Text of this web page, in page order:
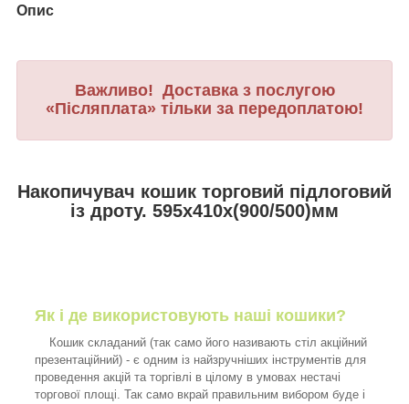
Опис
Важливо! Доставка з послугою
«Післяплата» тільки за передоплатою!
Накопичувач кошик торговий підлоговий
із дроту. 595х410х(900/500)мм
Як і де використовують наші кошики?
Кошик складаний (так само його називають стіл акційний
презентаційний) - є одним із найзручніших інструментів для
проведення акцій та торгівлі в цілому в умовах нестачі
торгової площі. Так само вкрай правильним вибором буде і